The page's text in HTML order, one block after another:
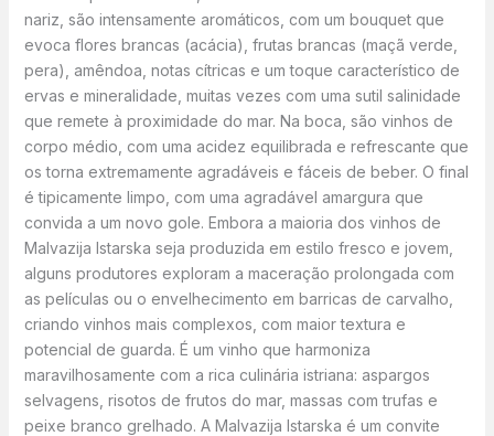
nariz, são intensamente aromáticos, com um bouquet que
evoca flores brancas (acácia), frutas brancas (maçã verde,
pera), amêndoa, notas cítricas e um toque característico de
ervas e mineralidade, muitas vezes com uma sutil salinidade
que remete à proximidade do mar. Na boca, são vinhos de
corpo médio, com uma acidez equilibrada e refrescante que
os torna extremamente agradáveis e fáceis de beber. O final
é tipicamente limpo, com uma agradável amargura que
convida a um novo gole. Embora a maioria dos vinhos de
Malvazija Istarska seja produzida em estilo fresco e jovem,
alguns produtores exploram a maceração prolongada com
as películas ou o envelhecimento em barricas de carvalho,
criando vinhos mais complexos, com maior textura e
potencial de guarda. É um vinho que harmoniza
maravilhosamente com a rica culinária istriana: aspargos
selvagens, risotos de frutos do mar, massas com trufas e
peixe branco grelhado. A Malvazija Istarska é um convite